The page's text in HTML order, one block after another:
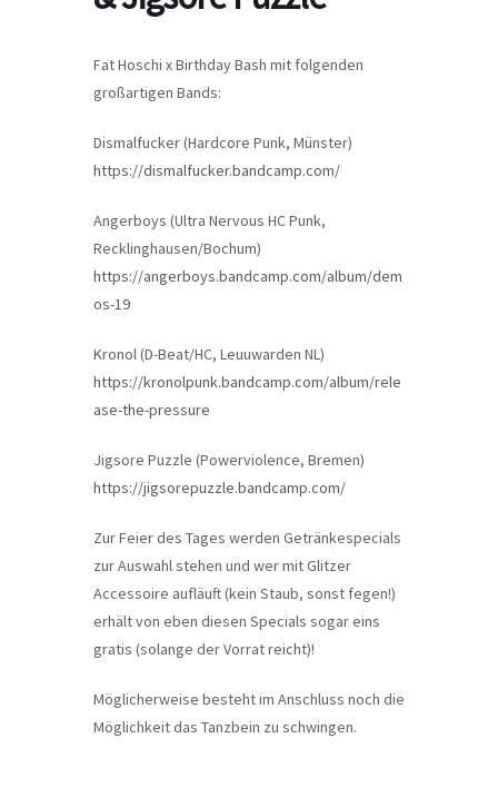
Fat Hoschi x Birthday Bash mit folgenden
großartigen Bands:
Dismalfucker (Hardcore Punk, Münster)
https://dismalfucker.bandcamp.com/
Angerboys (Ultra Nervous HC Punk,
Recklinghausen/Bochum)
https://angerboys.bandcamp.com/album/dem
os-19
Kronol (D-Beat/HC, Leuuwarden NL)
https://kronolpunk.bandcamp.com/album/rele
ase-the-pressure
Jigsore Puzzle (Powerviolence, Bremen)
https://jigsorepuzzle.bandcamp.com/
Zur Feier des Tages werden Getränkespecials
zur Auswahl stehen und wer mit Glitzer
Accessoire aufläuft (kein Staub, sonst fegen!)
erhält von eben diesen Specials sogar eins
gratis (solange der Vorrat reicht)!
Möglicherweise besteht im Anschluss noch die
Möglichkeit das Tanzbein zu schwingen.